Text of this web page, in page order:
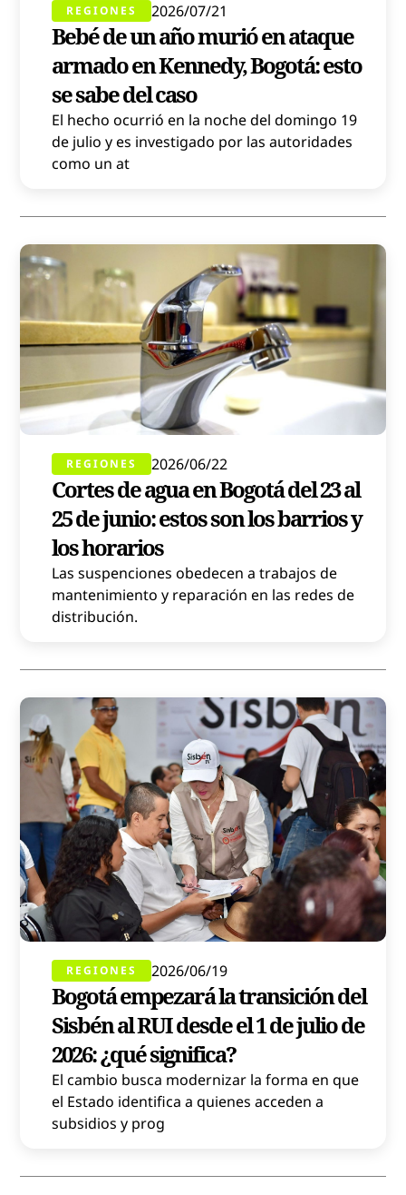
REGIONES 2026/07/21
Bebé de un año murió en ataque
armado en Kennedy, Bogotá: esto
se sabe del caso
El hecho ocurrió en la noche del domingo 19
de julio y es investigado por las autoridades
como un at
REGIONES 2026/06/22
Cortes de agua en Bogotá del 23 al
25 de junio: estos son los barrios y
los horarios
Las suspenciones obedecen a trabajos de
mantenimiento y reparación en las redes de
distribución.
REGIONES 2026/06/19
Bogotá empezará la transición del
Sisbén al RUI desde el 1 de julio de
2026: ¿qué significa?
El cambio busca modernizar la forma en que
el Estado identifica a quienes acceden a
subsidios y prog